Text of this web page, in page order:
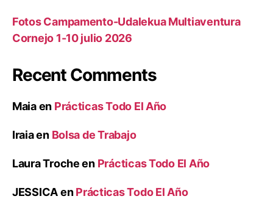
Fotos Campamento-Udalekua Multiaventura
Cornejo 1-10 julio 2026
Recent Comments
Maiaen Prácticas Todo El Año
Iraiaen Bolsa de Trabajo
Laura Trocheen Prácticas Todo El Año
JESSICAenPrácticas Todo El Año